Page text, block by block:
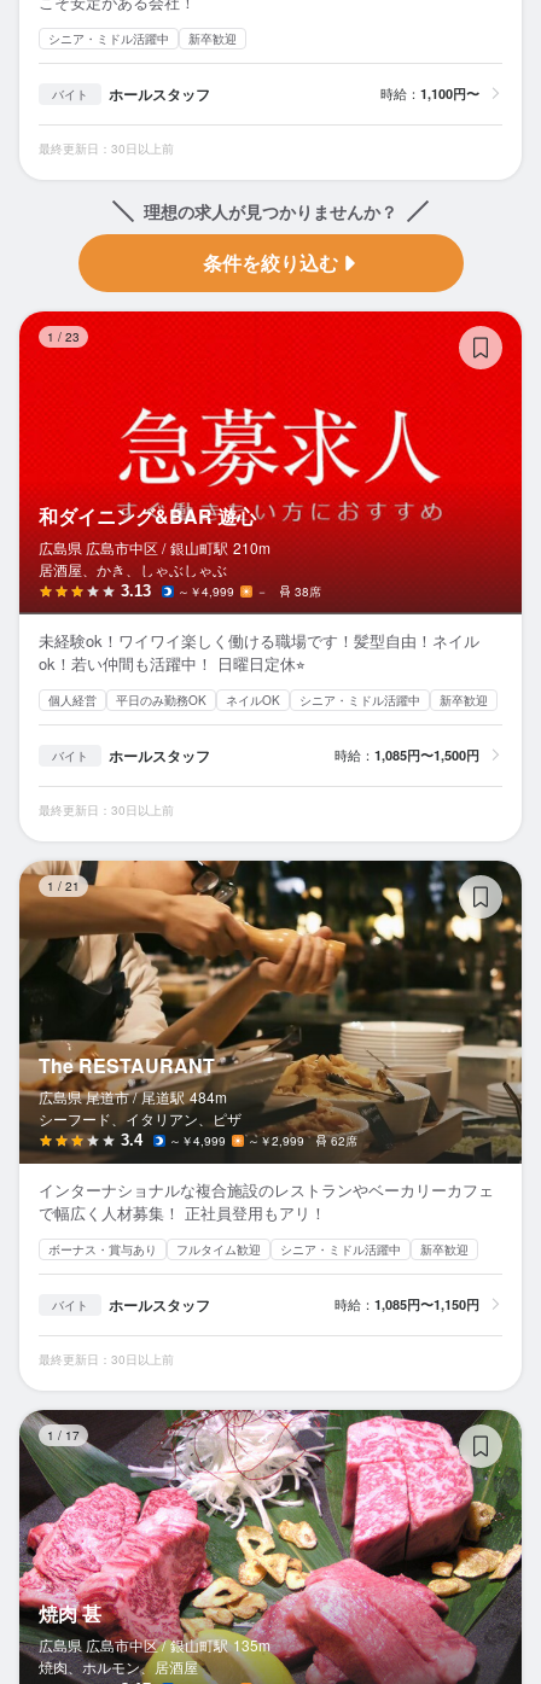
シニア・ミドル活躍中 新卒歓迎
バイト ホールスタッフ 時給： 1,100円〜
最終更新日：30日以上前
理想の求人が見つかりませんか？
条件を絞り込む
1 / 23
和ダイニング&BAR 遊心
広島県 広島市中区 / 銀山町駅 210m
居酒屋、かき、しゃぶしゃぶ
3.13 ～￥4,999 － 38席
未経験ok！ワイワイ楽しく働ける職場です！髪型自由！ネイル
ok！若い仲間も活躍中！ 日曜日定休⭐︎
個人経営 平日のみ勤務OK ネイルOK シニア・ミドル活躍中 新卒歓迎
バイト ホールスタッフ 時給： 1,085円〜1,500円
最終更新日：30日以上前
1 / 21
The RESTAURANT
広島県 尾道市 / 尾道駅 484m
シーフード、イタリアン、ピザ
3.4 ～￥4,999 ～￥2,999 62席
インターナショナルな複合施設のレストランやベーカリーカフェ
で幅広く人材募集！ 正社員登用もアリ！
ボーナス・賞与あり フルタイム歓迎 シニア・ミドル活躍中 新卒歓迎
バイト ホールスタッフ 時給： 1,085円〜1,150円
最終更新日：30日以上前
1 / 17
焼肉 甚
広島県 広島市中区 / 銀山町駅 135m
焼肉、ホルモン、居酒屋